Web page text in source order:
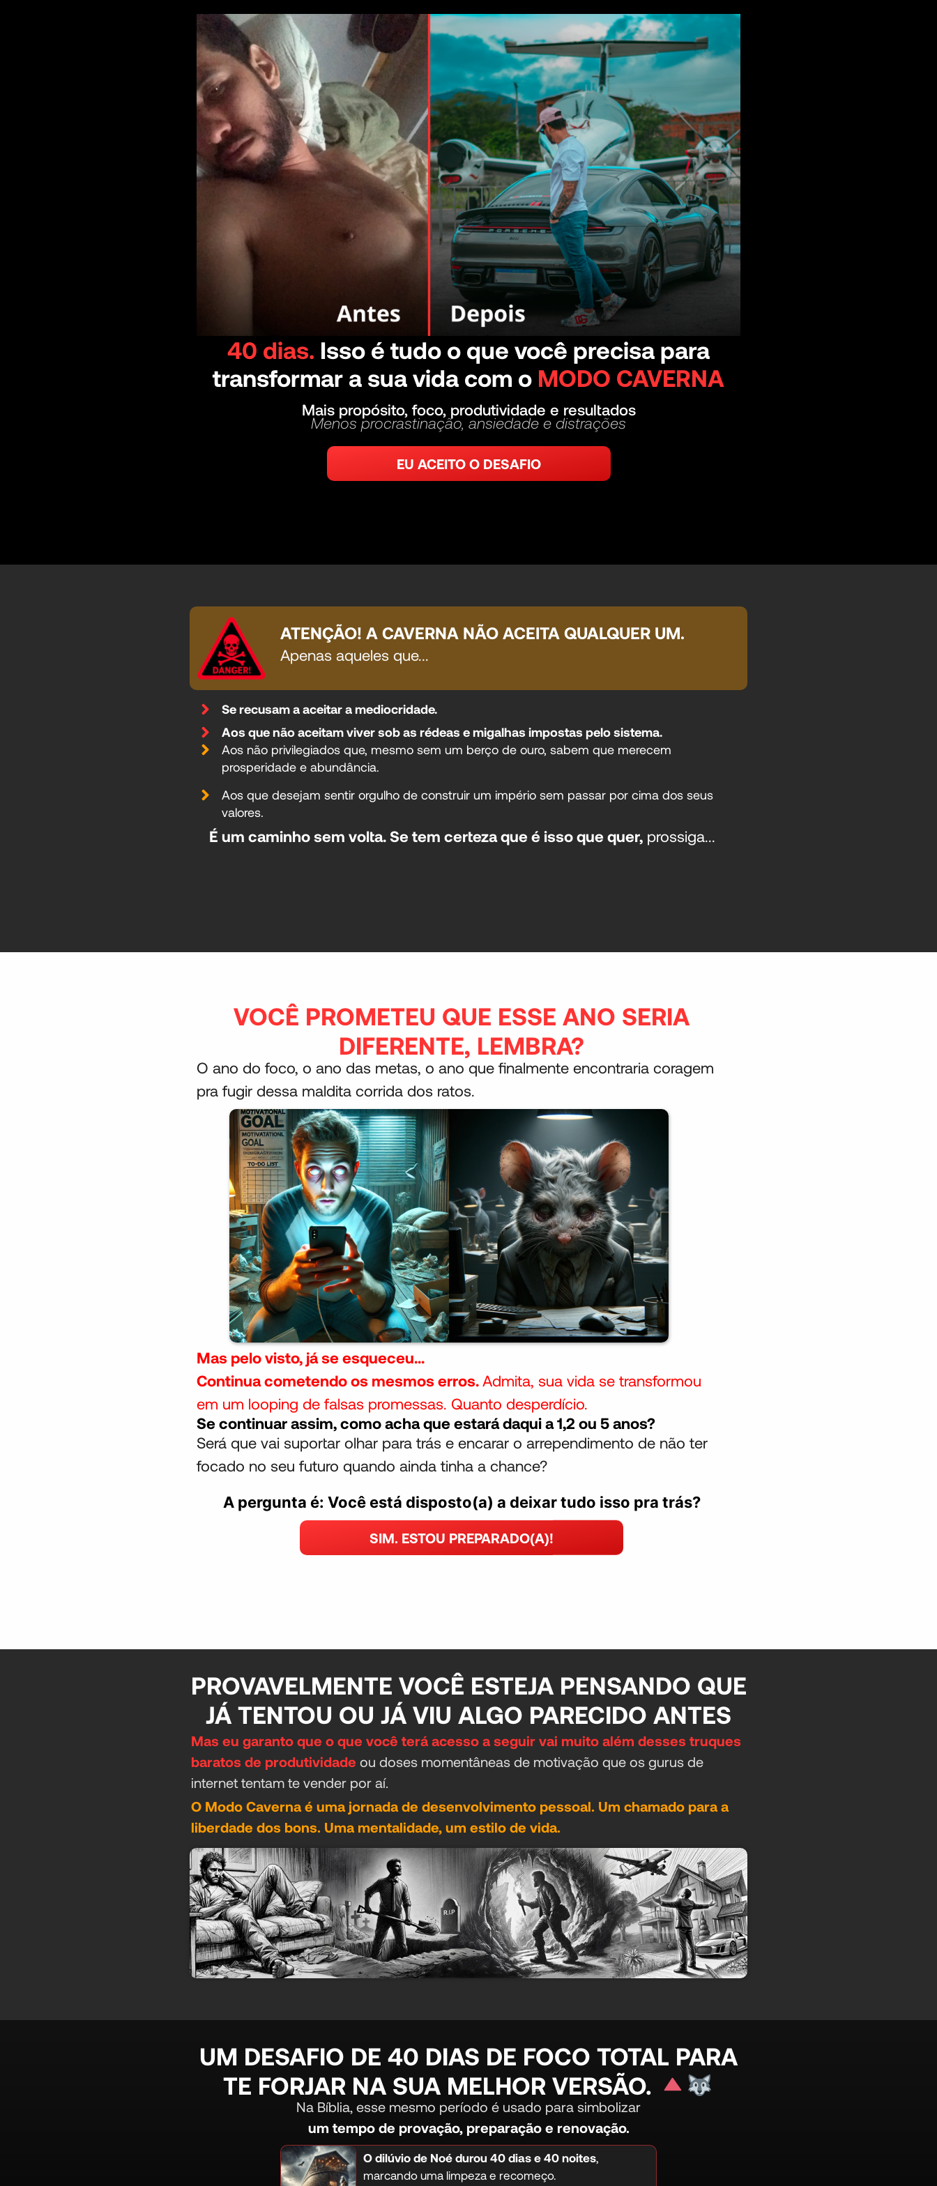
40 dias. Isso é tudo o que você precisa para
transformar a sua vida com o MODO CAVERNA
Mais propósito, foco, produtividade e resultados
Menos procrastinação, ansiedade e distrações
EU ACEITO O DESAFIO
ATENÇÃO! A CAVERNA NÃO ACEITA QUALQUER UM.
Apenas aqueles que...
Se recusam a aceitar a mediocridade.
Aos que não aceitam viver sob as rédeas e migalhas impostas pelo sistema.
Aos não privilegiados que, mesmo sem um berço de ouro, sabem que merecem
prosperidade e abundância.
Aos que desejam sentir orgulho de construir um império sem passar por cima dos seus
valores.
É um caminho sem volta. Se tem certeza que é isso que quer,prossiga...
VOCÊ PROMETEU QUE ESSE ANO SERIA
DIFERENTE, LEMBRA?
O ano do foco, o ano das metas, o ano que finalmente encontraria coragem
pra fugir dessa maldita corrida dos ratos.
Mas pelo visto, já se esqueceu...
Continua cometendo os mesmos erros. Admita, sua vida se transformou
em um looping de falsas promessas. Quanto desperdício.
Se continuar assim, como acha que estará daqui a 1,2 ou 5 anos?
Será que vai suportar olhar para trás e encarar o arrependimento de não ter
focado no seu futuro quando ainda tinha a chance?
A pergunta é: Você está disposto(a) a deixar tudo isso pra trás?
SIM. ESTOU PREPARADO(A)!
PROVAVELMENTE VOCÊ ESTEJA PENSANDO QUE
JÁ TENTOU OU JÁ VIU ALGO PARECIDO ANTES
Mas eu garanto que o que você terá acesso a seguir vai muito além desses truques
baratos de produtividade ou doses momentâneas de motivação que os gurus de
internet tentam te vender por aí.
O Modo Caverna é uma jornada de desenvolvimento pessoal. Um chamado para a
liberdade dos bons. Uma mentalidade, um estilo de vida.
UM DESAFIO DE 40 DIAS DE FOCO TOTAL PARA
TE FORJAR NA SUA MELHOR VERSÃO.
Na Bíblia, esse mesmo período é usado para simbolizar
um tempo de provação, preparação e renovação.
O dilúvio de Noé durou 40 dias e 40 noites,
marcando uma limpeza e recomeço.